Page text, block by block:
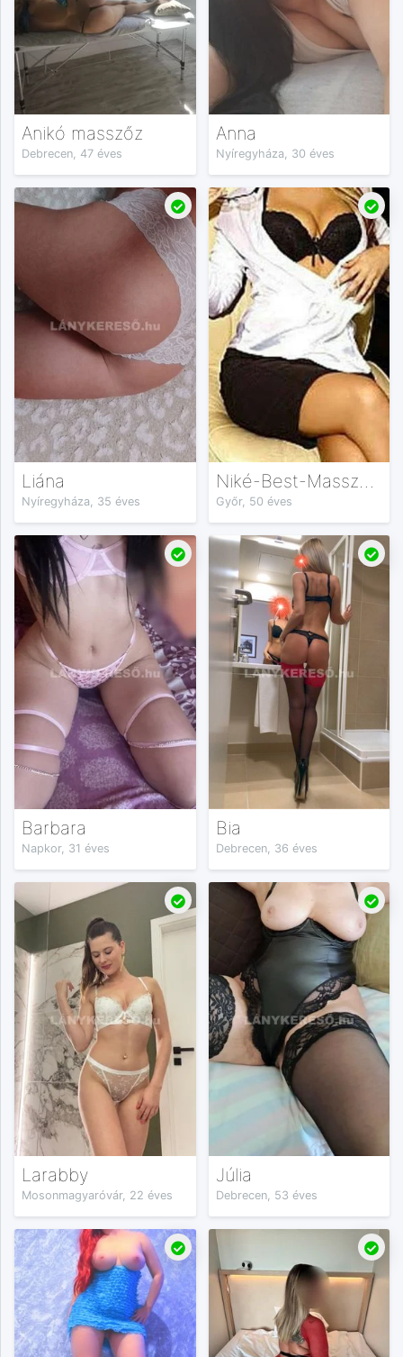
Anikó masszőz
Debrecen, 47 éves
Anna
Nyíregyháza, 30 éves
Liána
Nyíregyháza, 35 éves Győr, 50 éves
Barbara
Napkor, 31 éves
Bia
Debrecen, 36 éves
Larabby
Mosonmagyaróvár, 22 éves
Júlia
Debrecen, 53 éves